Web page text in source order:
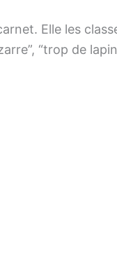
Elle les
“trop de